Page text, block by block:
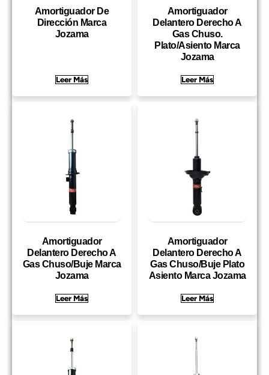
Amortiguador De
Dirección Marca
Jozama
Leer Más
Amortiguador
Delantero Derecho A
Gas Chuso.
Plato/Asiento Marca
Jozama
Leer Más
Amortiguador
Delantero Derecho A
Gas Chuso/Buje Marca
Jozama
Leer Más
Amortiguador
Delantero Derecho A
Gas Chuso/Buje Plato
Asiento Marca Jozama
Leer Más